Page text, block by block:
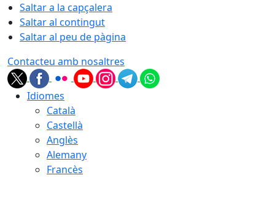
Saltar a la capçalera
Saltar al contingut
Saltar al peu de pàgina
Contacteu amb nosaltres
Idiomes
Català
Castellà
Anglès
Alemany
Francès